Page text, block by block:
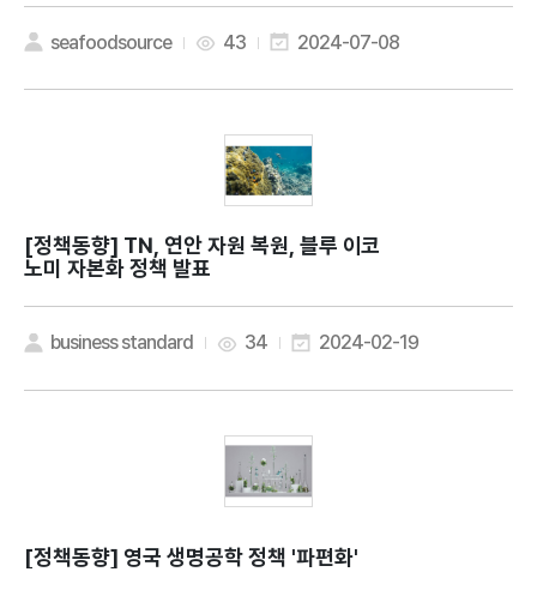
seafoodsource 43 2024-07-08
[정책동향]
노미 자본화 정책 발표
business standard 34 2024-02-19
[정책동향] 영국 생명공학 정책 '파편화'